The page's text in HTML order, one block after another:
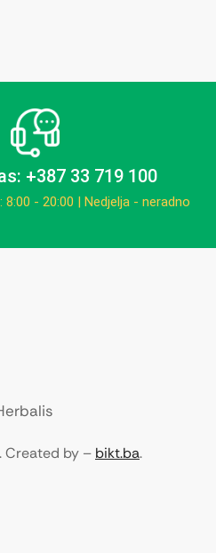
+387 33 719 100
- 20:00 | Nedjelja - neradno
. Created by – bikt.ba.